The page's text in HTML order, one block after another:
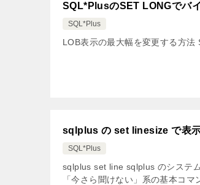
SQL*PlusのSET LONGでバ
SQL*Plus
LOB表示の最大幅を変更する方
sqlplus の set linesize で表
SQL*Plus
sqlplus set line sqlplus のシステ
「今さら聞けない」系の基本コマ